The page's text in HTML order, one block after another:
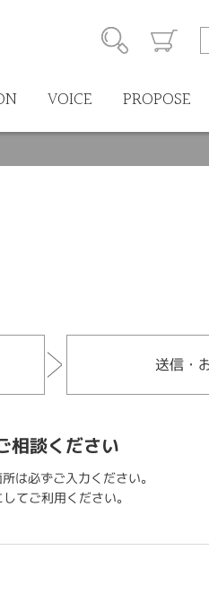
VOICE PROPOSE
送信・
相談ください
は必ずご入力ください。
てご利用ください。